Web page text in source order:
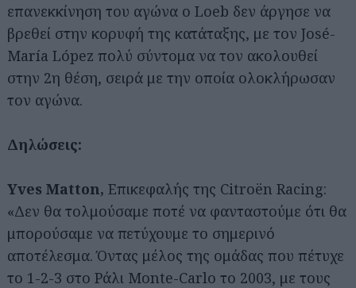
επανεκκίνηση του αγώνα ο Loeb δεν άργησε να
βρεθεί στην κορυφή της κατάταξης, με τον José-
María López πολύ σύντομα να τον ακολουθεί
στην 2η θέση, σειρά με την οποία ολοκλήρωσαν
τον αγώνα.
Δηλώσεις:
Yves Matton, Επικεφαλής της Citroën Racing:
«Δεν θα τολμούσαμε ποτέ να φανταστούμε ότι θα
μπορούσαμε να πετύχουμε το σημερινό
αποτέλεσμα. Όντας μέλος της ομάδας που πέτυχε
το 1-2-3 στο Ράλι Monte-Carlo το 2003, με τους